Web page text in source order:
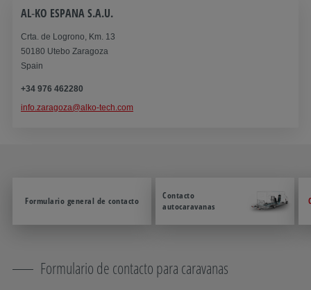
AL‑KO ESPANA S.A.U.
Crta. de Logrono, Km. 13
50180 Utebo Zaragoza
Spain
+34 976 462280
info.zaragoza@alko-tech.com
Formulario general de contacto
Contacto
autocaravanas
Formulario de contacto para caravanas